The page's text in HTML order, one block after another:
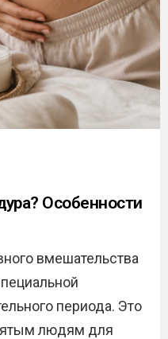
Особенности
вмешательства
периода. Это
людям для